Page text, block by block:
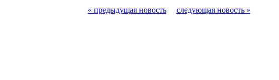
« предыдущая новость следующая новость »